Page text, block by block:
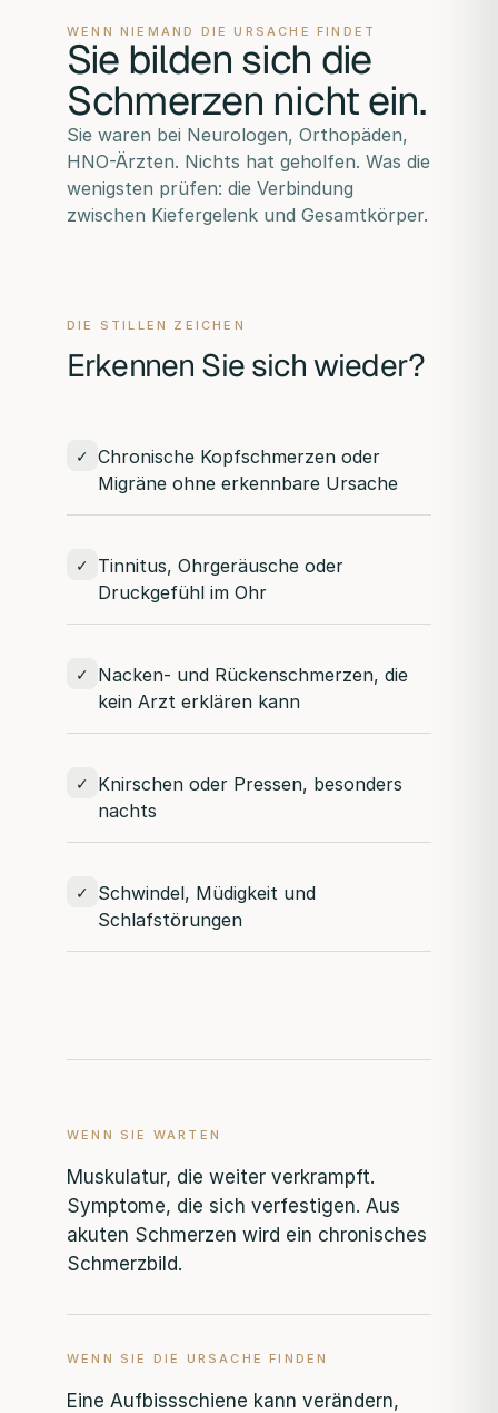
WENN NIEMAND DIE URSACHE FINDET
Sie bilden sich die
Schmerzen nicht ein.
Sie waren bei Neurologen, Orthopäden,
HNO-Ärzten. Nichts hat geholfen. Was die
wenigsten prüfen: die Verbindung
zwischen Kiefergelenk und Gesamtkörper.
DIE STILLEN ZEICHEN
Erkennen Sie sich wieder?
✓ Chronische Kopfschmerzen oder
Migräne ohne erkennbare Ursache
✓
Tinnitus, Ohrgeräusche oder
Druckgefühl im Ohr
✓
Nacken- und Rückenschmerzen, die
kein Arzt erklären kann
✓
Knirschen oder Pressen, besonders
nachts
✓
Schwindel, Müdigkeit und
Schlafstörungen
WENN SIE WARTEN
Muskulatur, die weiter verkrampft.
Symptome, die sich verfestigen. Aus
akuten Schmerzen wird ein chronisches
Schmerzbild.
WENN SIE DIE URSACHE FINDEN
Eine Aufbissschiene kann verändern,